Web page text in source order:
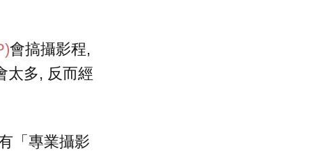
會搞攝影程,
太多, 反而經
「專業攝影